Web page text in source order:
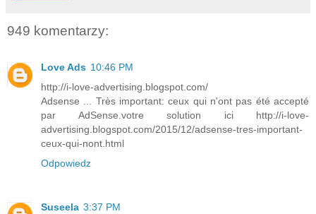
949 komentarzy:
Love Ads 10:46 PM
http://i-love-advertising.blogspot.com/
Adsense ... Très important: ceux qui n'ont pas été accepté
par AdSense.votre solution ici http://i-love-
advertising.blogspot.com/2015/12/adsense-tres-important-
ceux-qui-nont.html
Odpowiedz
Suseela 3:37 PM